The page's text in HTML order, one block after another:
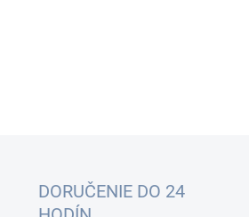
DORUČENIE DO 24